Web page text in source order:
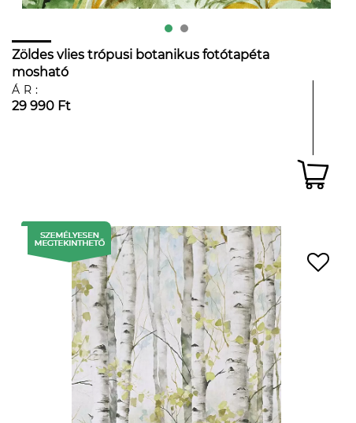
Zöldes vlies trópusi botanikus fotótapéta
mosható
ÁR:
29 990 Ft